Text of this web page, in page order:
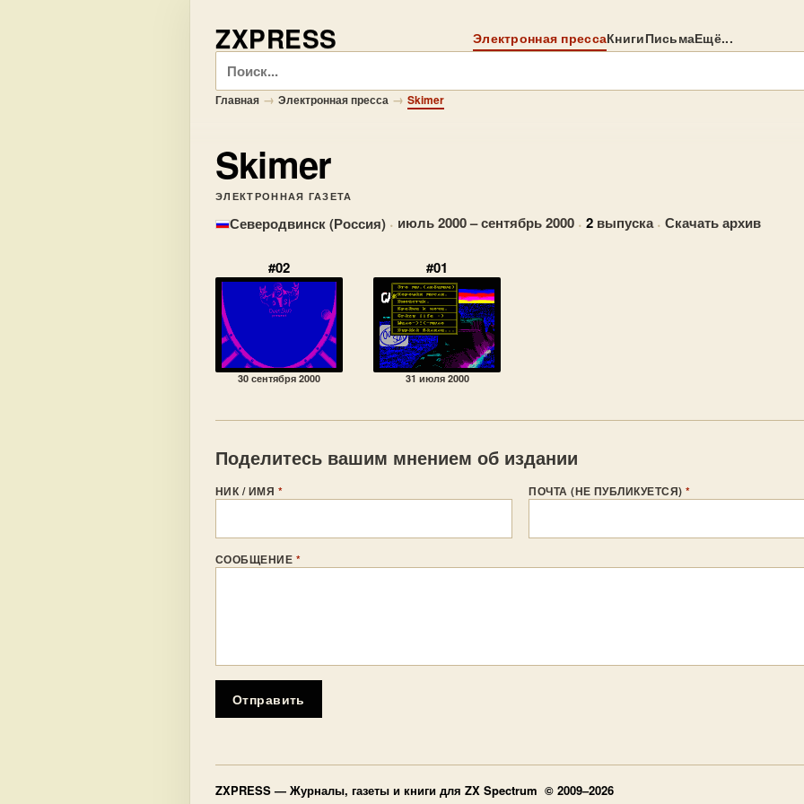
ZXPRESS Электронная прессаКнигиПисьмаЕщё...
Поиск
Главная → Электронная пресса → Skimer
Skimer
ЭЛЕКТРОННАЯ ГАЗЕТА
Северодвинск (Россия) · июль 2000 – сентябрь 2000 · 2 выпуска · Скачать архив
#02
30 сентября 2000
#01
31 июля 2000
Поделитесь вашим мнением об издании
НИК / ИМЯ * ПОЧТА (НЕ ПУБЛИКУЕТСЯ)*
СООБЩЕНИЕ *
Отправить
ZXPRESS — Журналы, газеты и книги для ZX Spectrum © 2009–2026